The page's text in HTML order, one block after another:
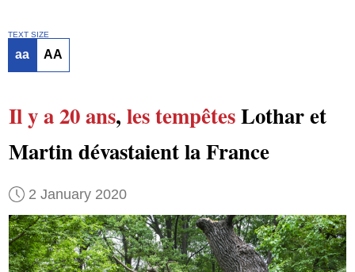
TEXT SIZE
aa AA
Il y a 20 ans, les tempêtesLothar et
Martin dévastaient la France
2 January 2020